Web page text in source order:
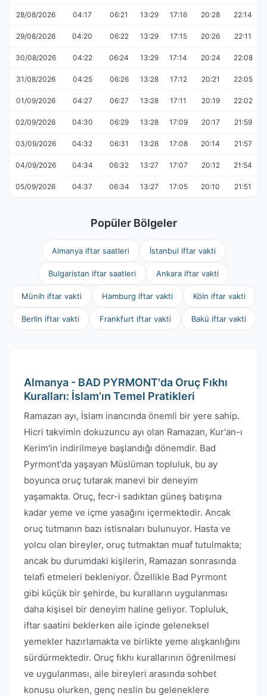
28/08/2026 04:17 06:21 13:29 17:16 20:28 22:14
29/08/2026 04:20 06:22 13:29 17:15 20:26 22:11
30/08/2026 04:22 06:24 13:29 17:14 20:24 22:08
31/08/2026 04:25 06:26 13:28 17:12 20:21 22:05
01/09/2026 04:27 06:27 13:28 17:11 20:19 22:02
02/09/2026 04:30 06:29 13:28 17:09 20:17 21:59
03/09/2026 04:32 06:31 13:28 17:08 20:14 21:57
04/09/2026 04:34 06:32 13:27 17:07 20:12 21:54
05/09/2026 04:37 06:34 13:27 17:05 20:10 21:51
Popüler Bölgeler
Almanya iftar saatleri İstanbul iftar vakti
Bulgaristan iftar saatleri Ankara iftar vakti
Münih iftar vakti Hamburg iftar vakti Köln iftar vakti
Berlin iftar vakti Frankfurt iftar vakti Bakü iftar vakti
Almanya - BAD PYRMONT'da Oruç Fıkhı
Kuralları: İslam’ın Temel Pratikleri
Ramazan ayı, İslam inancında önemli bir yere sahip.
Hicri takvimin dokuzuncu ayı olan Ramazan, Kur'an-ı
Kerim'in indirilmeye başlandığı dönemdir. Bad
Pyrmont'da yaşayan Müslüman topluluk, bu ay
boyunca oruç tutarak manevi bir deneyim
yaşamakta. Oruç, fecr-i sadıktan güneş batışına
kadar yeme ve içme yasağını içermektedir. Ancak
oruç tutmanın bazı istisnaları bulunuyor. Hasta ve
yolcu olan bireyler, oruç tutmaktan muaf tutulmakta;
ancak bu durumdaki kişilerin, Ramazan sonrasında
telafi etmeleri bekleniyor. Özellikle Bad Pyrmont
gibi küçük bir şehirde, bu kuralların uygulanması
daha kişisel bir deneyim haline geliyor. Topluluk,
iftar saatini beklerken aile içinde geleneksel
yemekler hazırlamakta ve birlikte yeme alışkanlığını
sürdürmektedir. Oruç fıkhı kurallarının öğrenilmesi
ve uygulanması, aile bireyleri arasında sohbet
konusu olurken, genç neslin bu geleneklere